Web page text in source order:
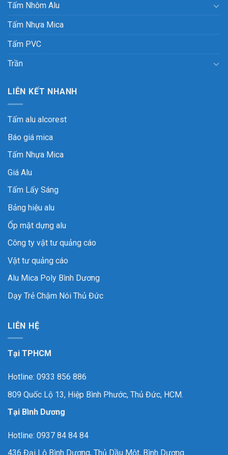
Tấm Nhôm Alu
Tấm Nhựa Mica
Tấm PVC
Trần
LIÊN KẾT NHANH
Tấm alu alcorest
Báo giá mica
Tấm Nhựa Mica
Giá Alu
Tấm Lấy Sáng
Bảng hiệu alu
Ốp mặt dựng alu
Công ty vật tư quảng cáo
Vật tư quảng cáo
Alu Mica Poly Bình Dương
Dạy Trẻ Chậm Nói Thủ Đức
LIÊN HỆ
Tại TPHCM
Hotline: 0933 856 886
809 Quốc Lộ 13, Hiệp Bình Phước, Thủ Đức, HCM.
Tại Bình Dương
Hotline: 0937 84 84 84
436 Đại Lộ Bình Dương, Thủ Dầu Một, Bình Dương.